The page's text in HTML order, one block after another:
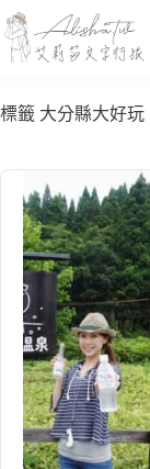
跳
至
主
內
標籤 大分縣大好玩